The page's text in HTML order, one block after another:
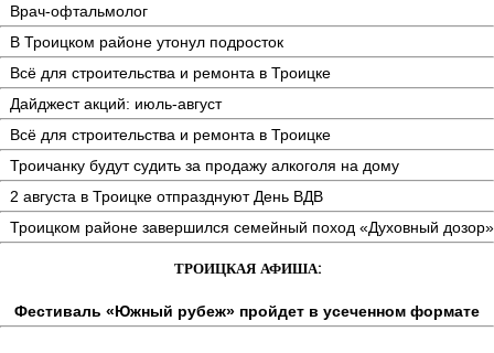
Врач-офтальмолог
В Троицком районе утонул подросток
Всё для строительства и ремонта в Троицке
Дайджест акций: июль-август
Всё для строительства и ремонта в Троицке
Троичанку будут судить за продажу алкоголя на дому
2 августа в Троицке отпразднуют День ВДВ
Троицком районе завершился семейный поход «Духовный дозор»
ТРОИЦКАЯ АФИША:
Фестиваль «Южный рубеж» пройдет в усеченном формате